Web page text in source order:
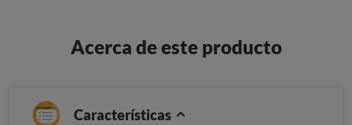
Acerca de este producto
Características